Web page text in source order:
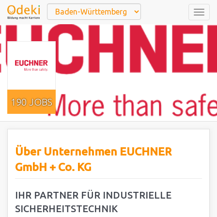
190 JOBS
Über Unternehmen EUCHNER
GmbH + Co. KG
IHR PARTNER FÜR INDUSTRIELLE
SICHERHEITSTECHNIK